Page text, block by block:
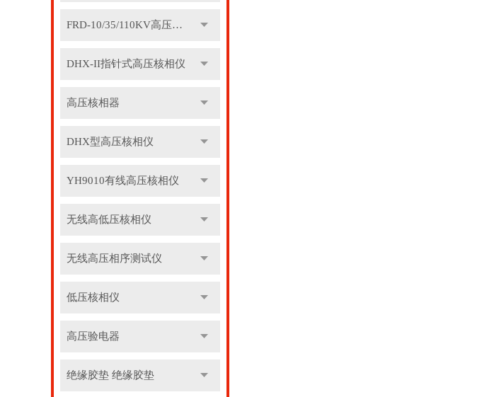
FRD-10/35/110KV高压语音核相器
DHX-II指针式高压核相仪
高压核相器
DHX型高压核相仪
YH9010有线高压核相仪
无线高低压核相仪
无线高压相序测试仪
低压核相仪
高压验电器
绝缘胶垫 绝缘胶垫